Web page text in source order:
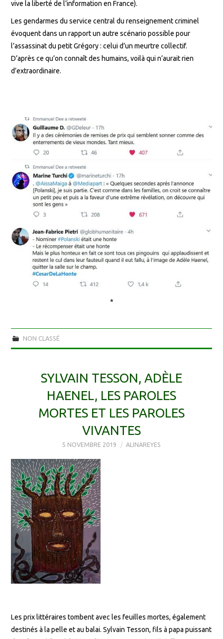
vive la liberté de l’information en France).
Les gendarmes du service central du renseignement criminel
évoquent dans un rapport un autre scénario possible pour
l’assassinat du petit Grégory : celui d’un meurtre collectif.
D’après ce qu’on connaît des humains, voilà qui n’aurait rien
d’extraordinaire.
*
NON CLASSÉ
SYLVAIN TESSON, ADÈLE
HAENEL, LES PAROLES
MORTES ET LES PAROLES
VIVANTES
5 NOVEMBRE 2019 ALINAREYES
Les prix littéraires tombent avec les feuilles mortes, également
destinés à la pelle et au balai. Sylvain Tesson, fils à papa puissant